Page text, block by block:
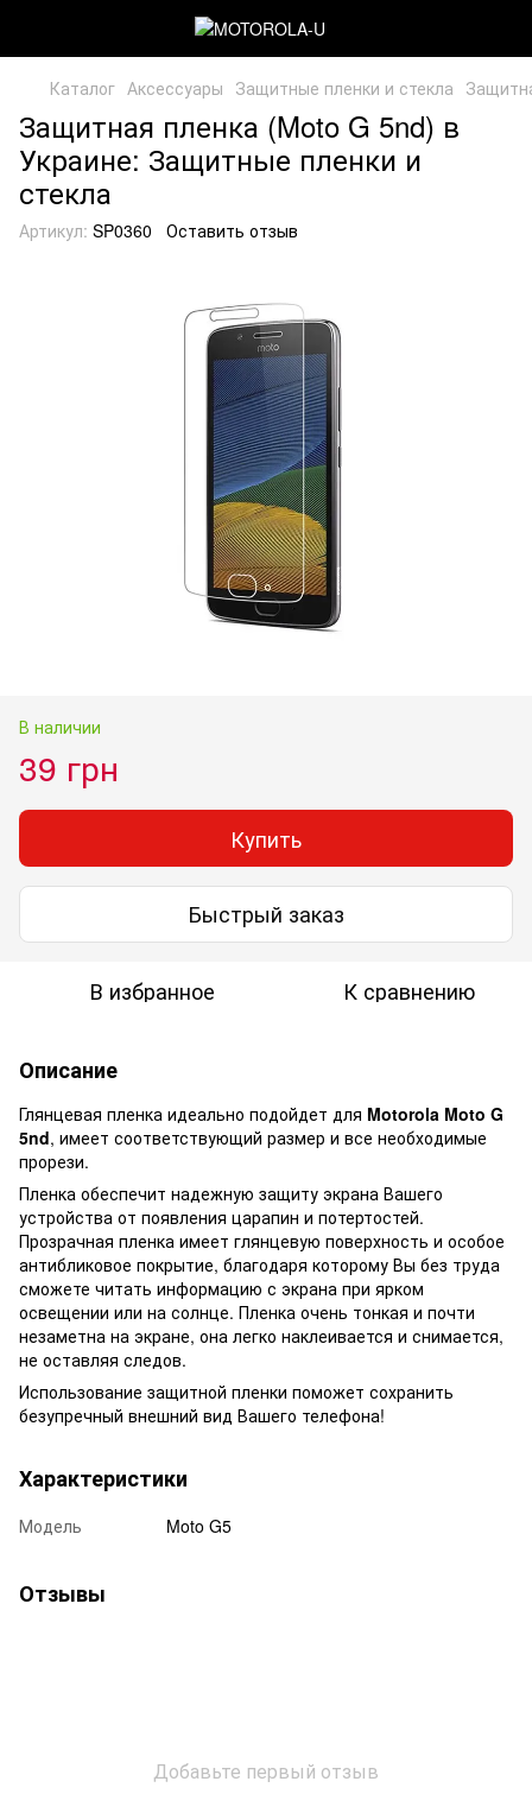
Каталог Аксессуары Защитные пленки и стекла
Защитная пленка (Moto G 5nd) в
Украине: Защитные пленки и
стекла
Артикул: SP0360 Оставить отзыв
В наличии
39 грн
Купить
Быстрый заказ
В избранное К сравнению
Описание
Глянцевая пленка идеально подойдет для Motorola Moto G
5nd, имеет соответствующий размер и все необходимые
прорези.
Пленка обеспечит надежную защиту экрана Вашего
устройства от появления царапин и потертостей.
Прозрачная пленка имеет глянцевую поверхность и особое
антибликовое покрытие, благодаря которому Вы без труда
сможете читать информацию с экрана при ярком
освещении или на солнце. Пленка очень тонкая и почти
незаметна на экране, она легко наклеивается и снимается,
не оставляя следов.
Использование защитной пленки поможет сохранить
безупречный внешний вид Вашего телефона!
Характеристики
Модель Moto G5
Отзывы
Добавьте первый отзыв